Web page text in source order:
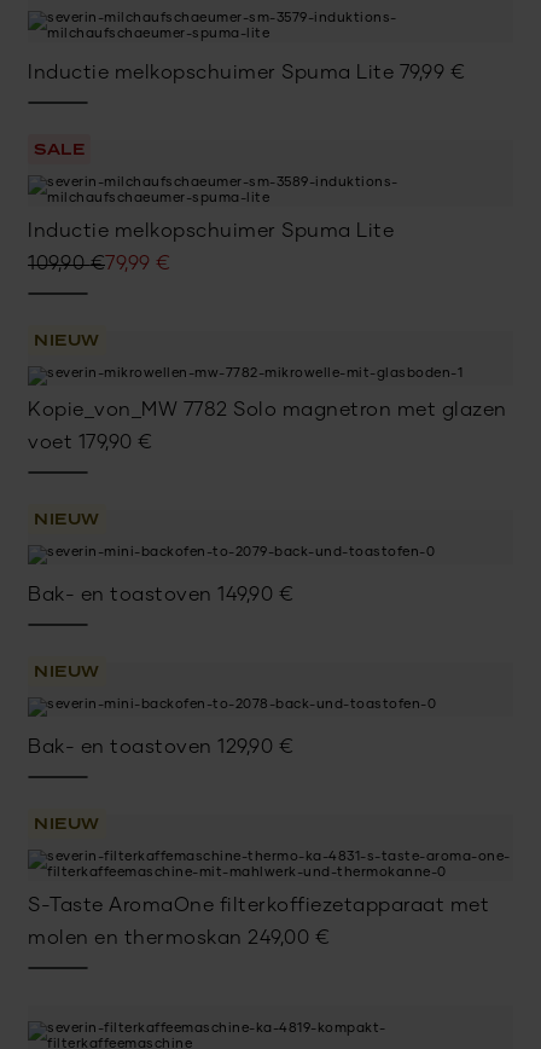
Inductie melkopschuimer Spuma Lite 79,99 €
SALE
Inductie melkopschuimer Spuma Lite
109,90€
Oorspronkelijke
prijs
109,90 €.
79,99 €
Huidige
prijs
79,99 €.
NIEUW
Kopie_von_MW 7782 Solo magnetron met glazen
voet 179,90 €
NIEUW
Bak- en toastoven 149,90 €
NIEUW
Bak- en toastoven 129,90 €
NIEUW
S-Taste AromaOne filterkoffiezetapparaat met
molen en thermoskan 249,00 €